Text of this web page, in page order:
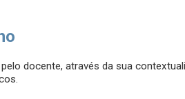
docente, através da sua